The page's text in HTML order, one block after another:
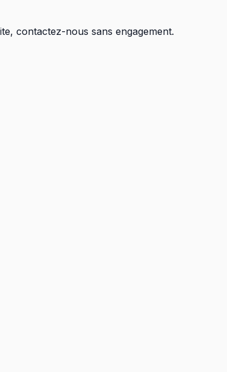
contactez-nous sans engagement.